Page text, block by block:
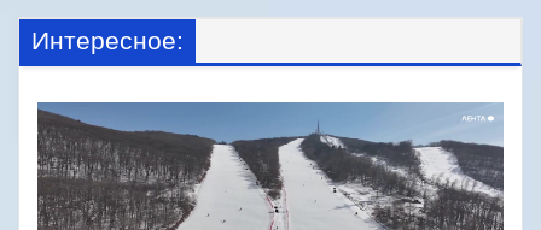
Интересное: